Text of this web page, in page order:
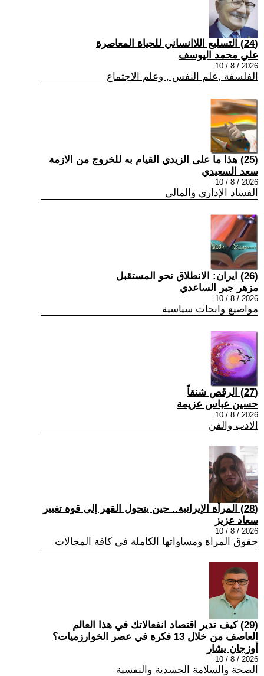
(24) التسليع اللاانساني للحياة المعاصرة
علي محمد اليوسف
2026 / 8 / 10
الفلسفة ,علم النفس , وعلم الاجتماع
(25) هذا ما على الزيدي القيام به للخروج من الازمة
سعد السعيدي
2026 / 8 / 10
الفساد الإداري والمالي
(26) ايران: الانطلاق نحو المستقبل
مزهر جبر الساعدي
2026 / 8 / 10
مواضيع وابحاث سياسية
(27) الرقص شنقاً
حسين عباس عزيمة
2026 / 8 / 10
الادب والفن
(28) المرأة الإيرانية.. حين يتحول القهر إلى قوة تغيير
سعاد عزيز
2026 / 8 / 10
حقوق المراة ومساواتها الكاملة في كافة المجالات
(29) كيف تدير اقتصاد انفعالاتك في هذا العالم
العاصف من خلال 13 فكرة في عصر الخوارزميات؟
أوزجان يشار
2026 / 8 / 10
الصحة والسلامة الجسدية والنفسية